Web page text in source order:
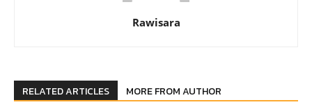
Rawisara
RELATED ARTICLES MORE FROM AUTHOR